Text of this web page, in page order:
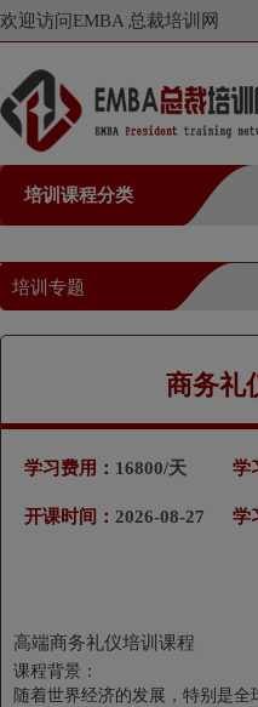
欢迎访问EMBA 总裁培训网
培训课程分类
培训专题
商务礼
学习费用： 16800/天
开课时间： 2026-08-27
学
学
高端商务礼仪培训课程
课程背景：
随着世界经济的发展，特别是